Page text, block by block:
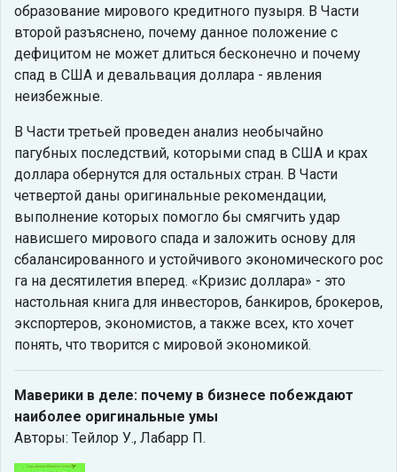
образование мирового кредитного пузыря. В Части
второй разъяснено, почему данное положение с
дефицитом не может длиться бесконечно и почему
спад в США и девальвация доллара - явления
неизбежные.
В Части третьей проведен анализ необычайно
пагубных последствий, которыми спад в США и крах
доллара обернутся для остальных стран. В Части
четвертой даны оригинальные рекомендации,
выполнение которых помогло бы смягчить удар
нависшего мирового спада и заложить основу для
сбалансированного и устойчивого экономического рос
га на десятилетия вперед. «Кризис доллара» - это
настольная книга для инвесторов, банкиров, брокеров,
экспортеров, экономистов, а также всех, кто хочет
понять, что творится с мировой экономикой.
Маверики в деле: почему в бизнесе побеждают
наиболее оригинальные умы
Авторы: Тейлор У., Лабарр П.